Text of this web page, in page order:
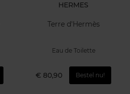
HERMES
Terre d'Hermès
Eau de Toilette
€ 80,90 Bestel nu!